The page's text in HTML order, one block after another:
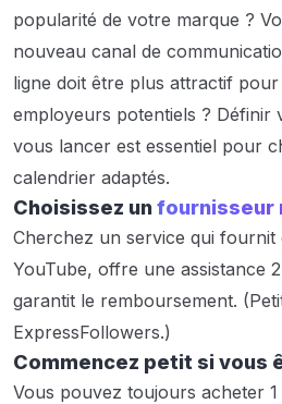
popularité de votre marque ?
nouveau canal de
ligne doit être plus attractif
employeurs potentiels ? Définir
vous lancer est essentiel pour
calendrier adaptés.
Choisissez unfournisseur
Cherchez un service qui fournit
YouTube, offre une assistance
garantit le remboursement.
ExpressFollowers.)
Commencez petit si vous
Vous pouvez toujours acheter